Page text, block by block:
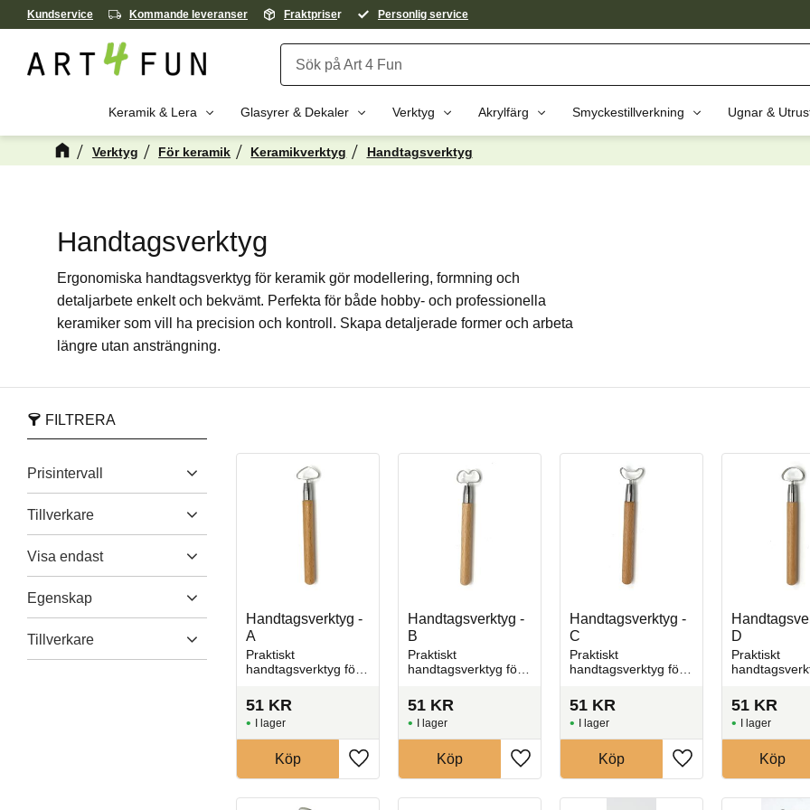
Kundservice Kommande leveranser Fraktpriser Personlig service
Keramik & Lera Glasyrer & Dekaler Verktyg Akrylfärg Smyckestillverkning Ugnar &
Verktyg För keramik Keramikverktyg Handtagsverktyg
Handtagsverktyg
Ergonomiska handtagsverktyg för keramik gör modellering, formning och
detaljarbete enkelt och bekvämt. Perfekta för både hobby‑ och professionella
keramiker som vill ha precision och kontroll. Skapa detaljerade former och arbeta
längre utan ansträngning.
FILTRERA
Prisintervall
51
Tillverkare
AsiaUSA Tools
Brent®
2
Kemper Tools
Visa endast
Finns i lager
Egenskap
Tillbehör
Ugnar och maskiner
1
Tillverkare
Handtagsverktyg -
A
Praktiskt
handtagsverktyg för
formade lerdetaljer
51 KR
Lägg till i favoriter
I lager
Köp
Handtagsverktyg -
B
Praktiskt
handtagsverktyg för
formade lerdetaljer
51KR
Lägg till i favoriter
I lager
Köp
Handtagsverktyg -
C
Praktiskt
handtagsverktyg för
formade lerdetaljer
51KR
Lägg till i favoriter
I lager
Köp
D
Praktiskt
formade
51KR
I lager
Köp